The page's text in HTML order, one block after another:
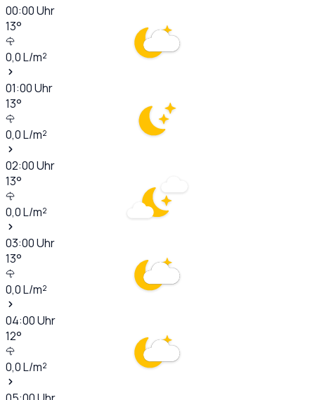
00:00Uhr
13°
0,0L/m²
01:00Uhr
13°
0,0L/m²
02:00Uhr
13°
0,0L/m²
03:00Uhr
13°
0,0L/m²
04:00Uhr
12°
0,0L/m²